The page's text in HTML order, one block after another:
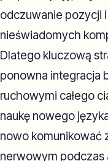
odczuwanie pozycji
nieświadomych
Dlatego kluczową
ponowna integracja
ruchowymi całego
naukę nowego
nowo komunikować
nerwowym podczas